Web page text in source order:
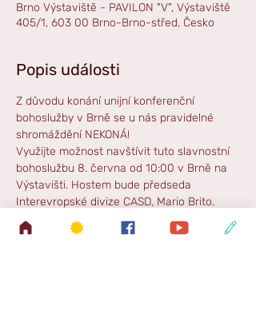
Brno Výstaviště - PAVILON "V", Výstaviště
405/1, 603 00 Brno-Brno-střed, Česko
Popis události
Z důvodu konání unijní konferenční
bohoslužby v Brně se u nás pravidelné
shromáždění NEKONÁ!
Využijte možnost navštívit tuto slavnostní
bohoslužbu 8. června od 10:00 v Brně na
Výstavišti. Hostem bude předseda
Interevropské divize CASD, Mario Brito.
Odpolední program začíná ve 14:30.
Více informací zde: